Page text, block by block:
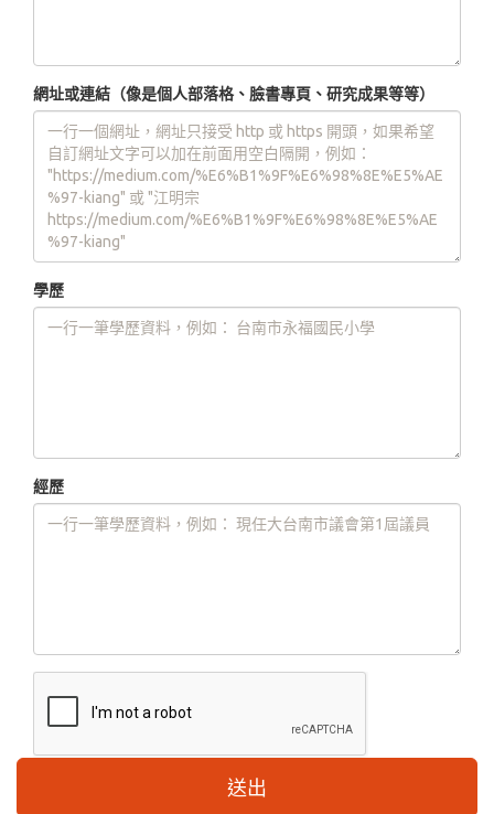
網址或連結（像是個人部落格、臉書專頁、研究成果等等）
學歷
經歷
送出